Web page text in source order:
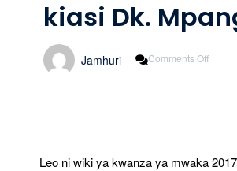
kiasi Dk.
Jamhuri Comments Off
Mpango
Leo ni wiki ya kwanza ya mwaka